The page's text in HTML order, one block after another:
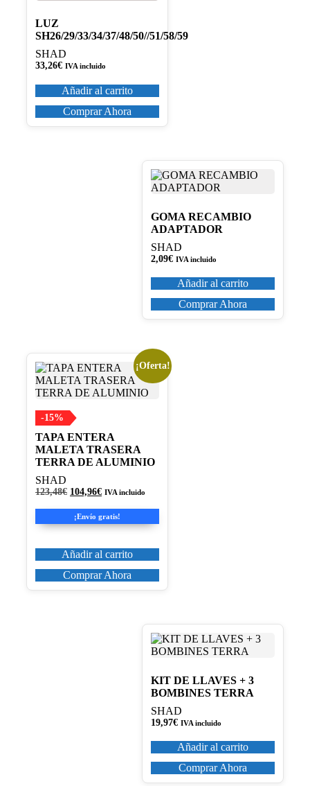
LUZ
SH26/29/33/34/37/48/50//51/58/59
SHAD
33,26€ IVA incluido
Añadir al carrito
Comprar Ahora
GOMA RECAMBIO
ADAPTADOR
SHAD
2,09€ IVA incluido
Añadir al carrito
Comprar Ahora
¡Oferta!
-15%
TAPA ENTERA
MALETA TRASERA
TERRA DE ALUMINIO
SHAD
123,48€ El
original
era:
104,96€El
actual
es:
IVA incluido
¡Envío gratis!
Añadir al carrito
Comprar Ahora
KIT DE LLAVES + 3
BOMBINES TERRA
SHAD
19,97€ IVA incluido
Añadir al carrito
Comprar Ahora